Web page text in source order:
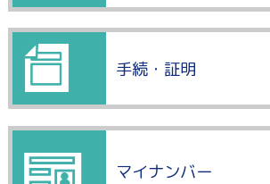
手続・証明
マイナンバー